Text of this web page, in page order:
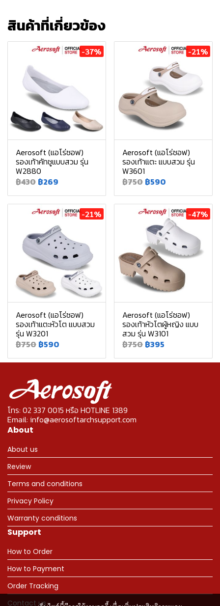
สินค้าที่เกี่ยวข้อง
-37%
Aerosoft (แอโร่ซอฟ)
รองเท้าคัทชูแบบสวม รุ่น
W2880
฿430 ฿269
-21%
Aerosoft (แอโร่ซอฟ)
รองเท้าแตะ แบบสวม รุ่น
W3601
฿750 ฿590
-21%
Aerosoft (แอโร่ซอฟ)
รองเท้าแตะหัวโต แบบสวม
รุ่น W3201
฿750 ฿590
-47%
Aerosoft (แอโร่ซอฟ)
รองเท้าหัวโตผู้หญิง แบบ
สวม รุ่น W3101
฿750 ฿395
โทร: 02 337 0015 หรือ HOTLINE 1389
Email: info@aerosoftarchsupport.com
About
About us
Review
Terms and conditions
Privacy Policy
Warranty conditions
Support
How to Order
How to Payment
Order Tracking
Contact us